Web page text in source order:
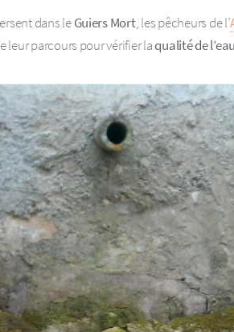
dans leGuiers Mort, les pêcheurs de l’
leur parcours pour vérifier laqualité de l’eau